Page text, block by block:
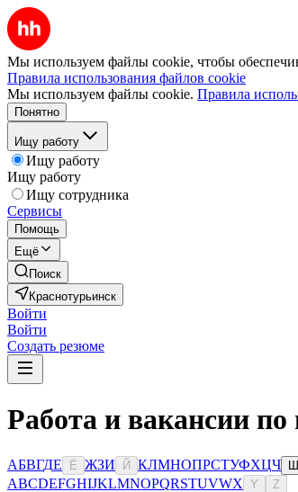
Мы используем файлы cookie, чтобы
Правила использования файлов cookie
Мы используем файлы cookie. Правила
Понятно
Ищу работу
Ищу работу
Ищу работу
Ищу сотрудника
Сервисы
Помощь
Ещё
Поиск
Краснотурьинск
Войти
Войти
Создать резюме
Работа и вакансии
АБВГДЕ Ё ЖЗИ Й КЛМНОПРСТУФХЦЧ
ABCDEFGHIJKLMNOPQRSTUVWX Y Z